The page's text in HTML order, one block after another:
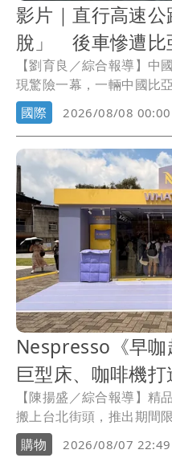
影片｜直行高速
脫」 後車慘遭比
【劉育良／綜合報導】中
現驚險一幕，一輛中國比
突然整片飛脫，砸毀側後
所幸沒有造成人員傷亡。
國際 2026/08/08 00:00
Nespresso《早
巨型床、咖啡機
【陳揚盛／綜合報導】
搬上台北街頭，推出期間
驗，以全新 Vertuo UP 膠
購物 2026/08/07 22:49